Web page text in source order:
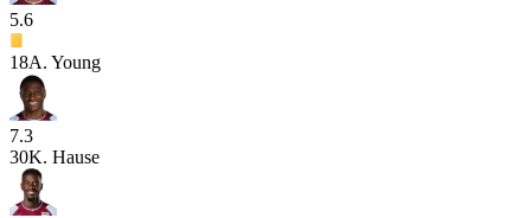
5.6
18A. Young
7.3
30K. Hause